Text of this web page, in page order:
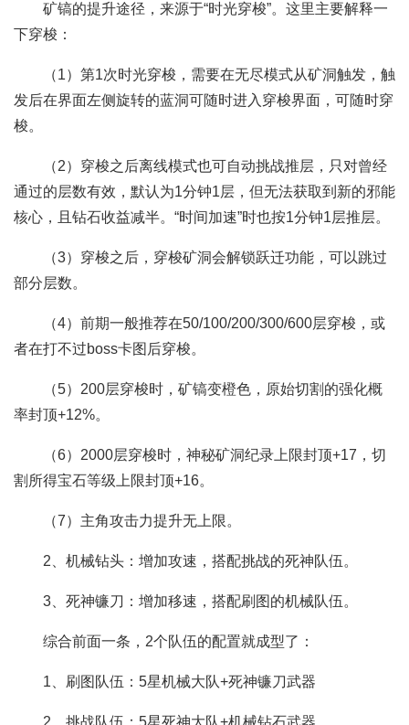
矿镐的提升途径，来源于“时光穿梭”。这里主要解释一
下穿梭：
（1）第1次时光穿梭，需要在无尽模式从矿洞触发，触
发后在界面左侧旋转的蓝洞可随时进入穿梭界面，可随时穿
梭。
（2）穿梭之后离线模式也可自动挑战推层，只对曾经
通过的层数有效，默认为1分钟1层，但无法获取到新的邪能
核心，且钻石收益减半。“时间加速”时也按1分钟1层推层。
（3）穿梭之后，穿梭矿洞会解锁跃迁功能，可以跳过
部分层数。
（4）前期一般推荐在50/100/200/300/600层穿梭，或
者在打不过boss卡图后穿梭。
（5）200层穿梭时，矿镐变橙色，原始切割的强化概
率封顶+12%。
（6）2000层穿梭时，神秘矿洞纪录上限封顶+17，切
割所得宝石等级上限封顶+16。
（7）主角攻击力提升无上限。
2、机械钻头：增加攻速，搭配挑战的死神队伍。
3、死神镰刀：增加移速，搭配刷图的机械队伍。
综合前面一条，2个队伍的配置就成型了：
1、刷图队伍：5星机械大队+死神镰刀武器
2、挑战队伍：5星死神大队+机械钻石武器